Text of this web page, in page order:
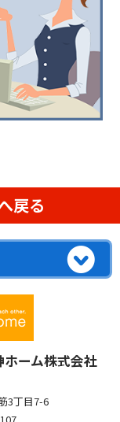
戻る
ーム株式会社
3丁目7-6